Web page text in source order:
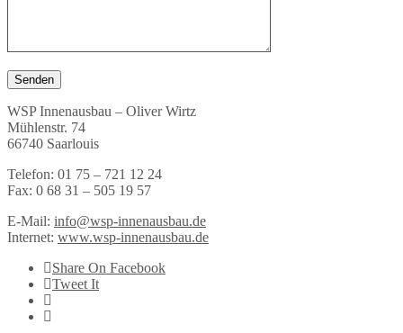
WSP Innenausbau – Oliver Wirtz
Mühlenstr. 74
66740 Saarlouis
Telefon: 01 75 – 721 12 24
Fax: 0 68 31 – 505 19 57
E-Mail: info@wsp-innenausbau.de
Internet: www.wsp-innenausbau.de
Share On Facebook
Tweet It